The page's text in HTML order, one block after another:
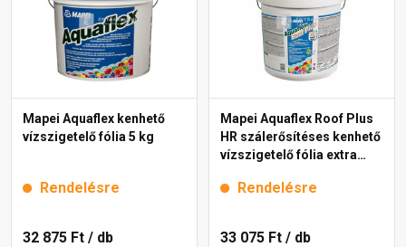
Mapei Aquaflex kenhető
vízszigetelő fólia 5 kg
Rendelésre
32 875 Ft / db
Mapei Aquaflex Roof Plus
HR szálerősítéses kenhető
vízszigetelő fólia extra
Rendelésre
33 075 Ft / db